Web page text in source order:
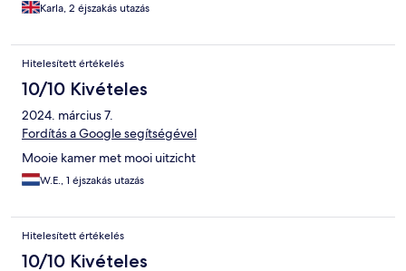
Karla, 2 éjszakás utazás
Hitelesített értékelés
10/10 Kivételes
2024. március 7.
Fordítás a Google segítségével
Mooie kamer met mooi uitzicht
W.E., 1 éjszakás utazás
Hitelesített értékelés
10/10 Kivételes